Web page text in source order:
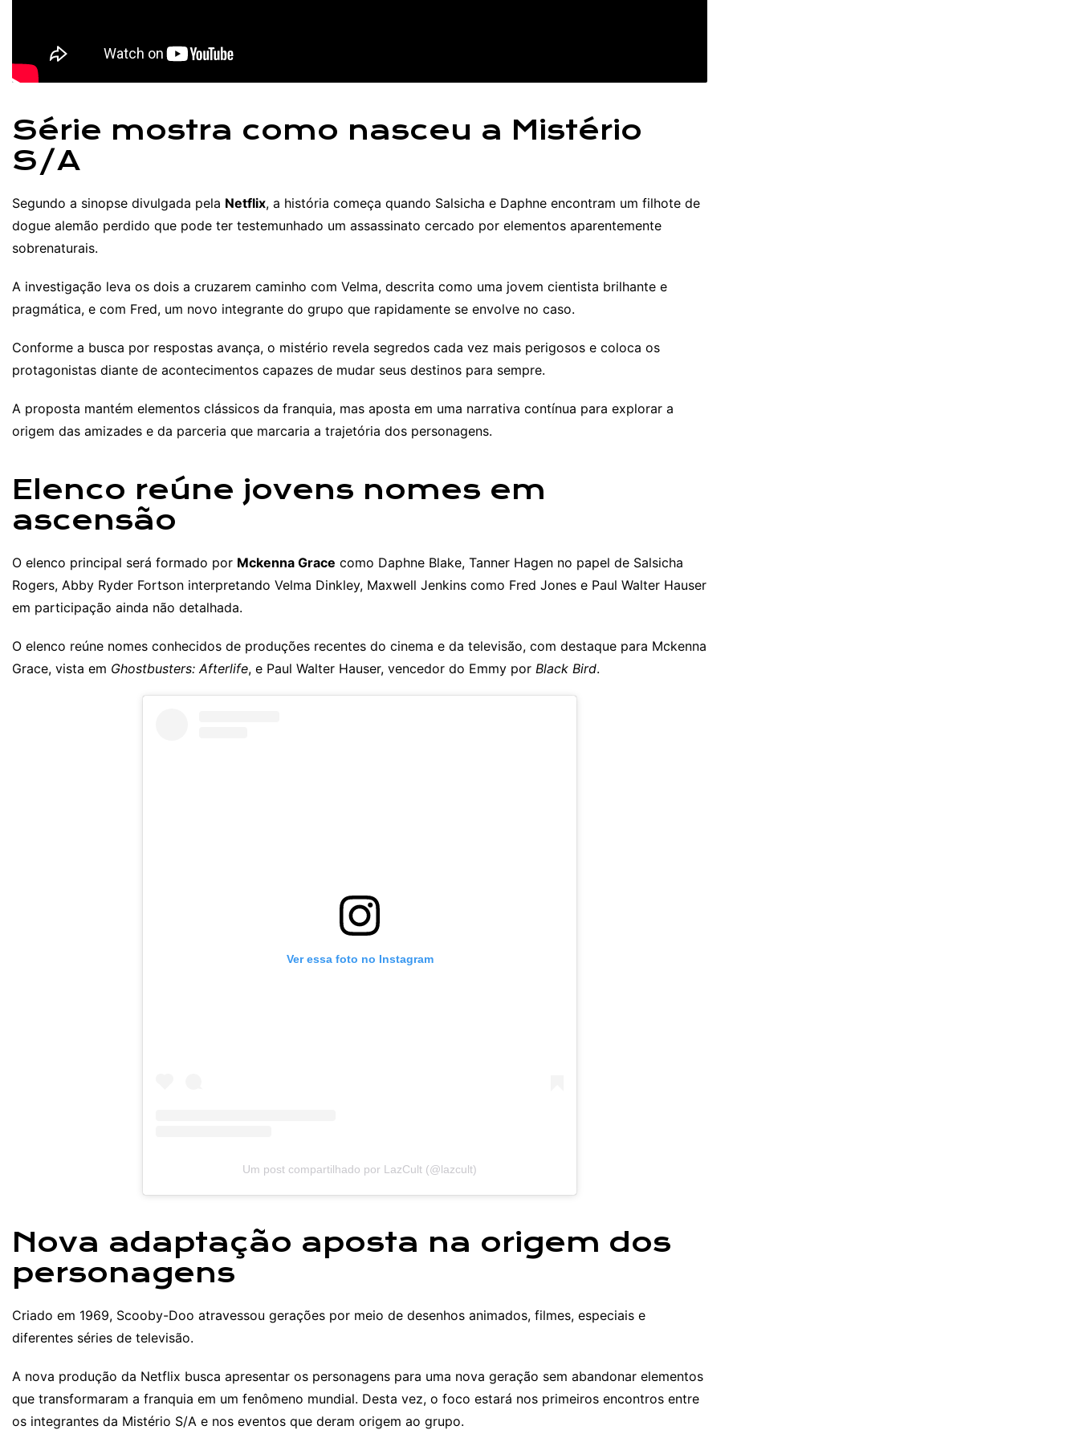
Série mostra como nasceu a Mistério
S/A
Segundo a sinopse divulgada pela Netflix, a história começa quando Salsicha e Daphne encontram um filhote de
dogue alemão perdido que pode ter testemunhado um assassinato cercado por elementos aparentemente
sobrenaturais.
A investigação leva os dois a cruzarem caminho com Velma, descrita como uma jovem cientista brilhante e
pragmática, e com Fred, um novo integrante do grupo que rapidamente se envolve no caso.
Conforme a busca por respostas avança, o mistério revela segredos cada vez mais perigosos e coloca os
protagonistas diante de acontecimentos capazes de mudar seus destinos para sempre.
A proposta mantém elementos clássicos da franquia, mas aposta em uma narrativa contínua para explorar a
origem das amizades e da parceria que marcaria a trajetória dos personagens.
Elenco reúne jovens nomes em
ascensão
O elenco principal será formado por Mckenna Grace como Daphne Blake, Tanner Hagen no papel de Salsicha
Rogers, Abby Ryder Fortson interpretando Velma Dinkley, Maxwell Jenkins como Fred Jones e Paul Walter Hauser
em participação ainda não detalhada.
O elenco reúne nomes conhecidos de produções recentes do cinema e da televisão, com destaque para Mckenna
Grace, vista em Ghostbusters: Afterlife, e Paul Walter Hauser, vencedor do Emmy por Black Bird.
Ver essa foto no Instagram
Um post compartilhado por LazCult (@lazcult)
Nova adaptação aposta na origem dos
personagens
Criado em 1969, Scooby-Doo atravessou gerações por meio de desenhos animados, filmes, especiais e
diferentes séries de televisão.
A nova produção da Netflix busca apresentar os personagens para uma nova geração sem abandonar elementos
que transformaram a franquia em um fenômeno mundial. Desta vez, o foco estará nos primeiros encontros entre
os integrantes da Mistério S/A e nos eventos que deram origem ao grupo.